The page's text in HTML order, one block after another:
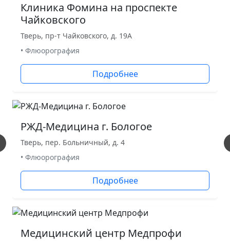
Клиника Фомина на проспекте
Чайковского
Тверь, пр-т Чайковского, д. 19А
• Флюорография
Подробнее
РЖД-Медицина г. Бологое
Тверь, пер. Больничный, д. 4
• Флюорография
Подробнее
Медицинский центр Медпрофи